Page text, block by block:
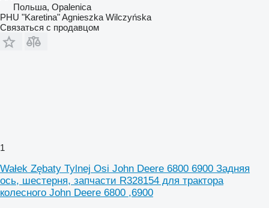
Польша, Opalenica
PHU "Karetina" Agnieszka Wilczyńska
Связаться с продавцом
1
Wałek Zębaty Tylnej Osi John Deere 6800 6900 Задняя
ось, шестерня, запчасти R328154 для трактора
колесного John Deere 6800 ,6900